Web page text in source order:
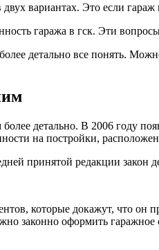
вариантах. Это если
гаража в гск. Эти
детально все понять.
детально. В 2006 году
на постройки,
принятой редакции закон
которые докажут, что
законно оформить гаражное